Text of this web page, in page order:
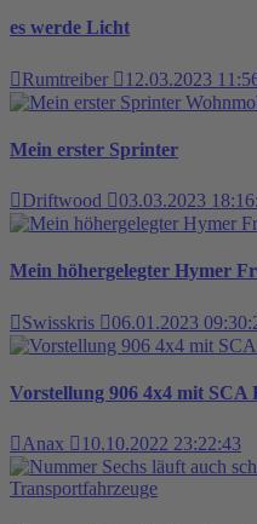
es werde Licht
Rumtreiber
12.03.2023
Mein erster Sprinter
Driftwood
03.03.2023
Mein höhergelegter Hymer
Swisskris
06.01.2023
Vorstellung 906 4x4 mit SCA
Anax 10.10.2022 23:22:43
Transportfahrzeuge